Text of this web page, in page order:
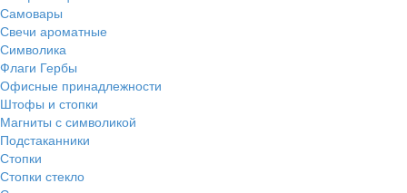
Самовары
Свечи ароматные
Символика
Флаги Гербы
Офисные принадлежности
Штофы и стопки
Магниты с символикой
Подстаканники
Стопки
Стопки стекло